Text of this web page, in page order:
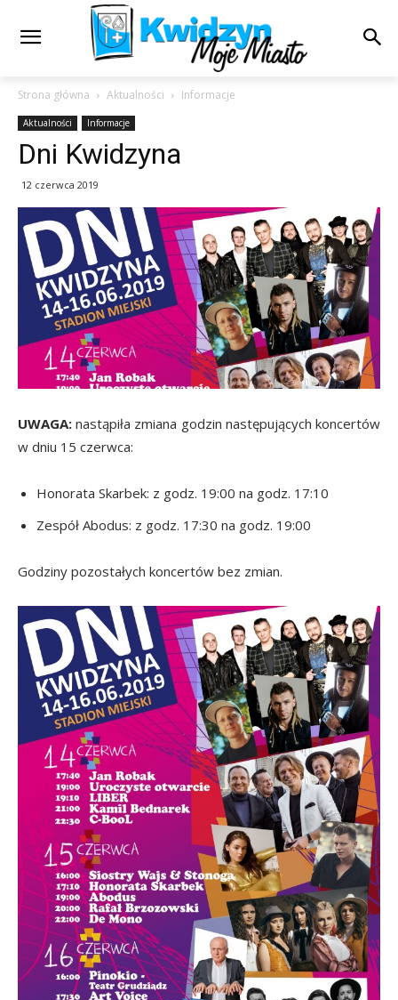
Strona główna Aktualności Informacje
Aktualności Informacje
Dni Kwidzyna
12 czerwca 2019
UWAGA: nastąpiła zmiana godzin następujących koncertów
w dniu 15 czerwca:
Honorata Skarbek: z godz. 19:00 na godz. 17:10
Zespół Abodus: z godz. 17:30 na godz. 19:00
Godziny pozostałych koncertów bez zmian.